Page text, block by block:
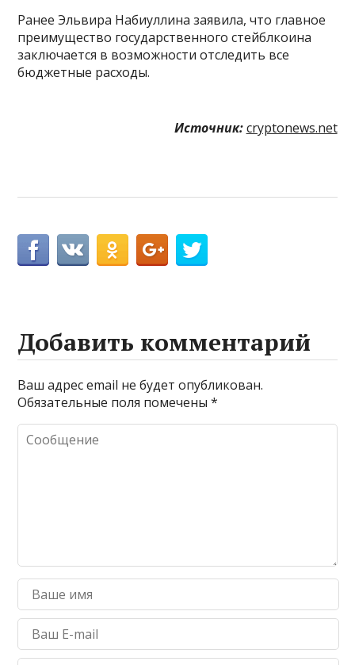
Ранее Эльвира Набиуллина заявила, что главное
преимущество государственного стейблкоина
заключается в возможности отследить все
бюджетные расходы.
Источник: cryptonews.net
Добавить комментарий
Ваш адрес email не будет опубликован.
Обязательные поля помечены*